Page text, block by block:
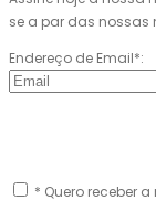
se a par das nossas
Endereço de Email*:
* Quero receber